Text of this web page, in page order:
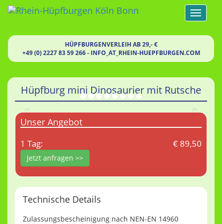
Toggle
HÜPFBURGENVERLEIH AB 29,- €
+49 (0) 2227 83 59 266- INFO _AT_ RHEIN-HUEPFBURGEN.COM
Hüpfburg mini Dinosaurier mit Rutsche
Zurück Weiter
Unser Angebot
1 Tag: € 89,50
Jetzt anfragen >>
Technische Details
Zulassungsbescheinigung nach NEN-EN 14960